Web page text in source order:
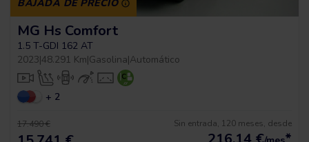
BAJADA DE PRECIO
MG Hs Comfort
1.5 T-GDI 162 AT
2023|48.291 Km|Gasolina|Automático
+ 2
17.490 € Sin entrada, 120 meses, desde